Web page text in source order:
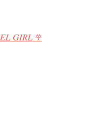
𝐺𝐼𝑅𝐿 𖣂